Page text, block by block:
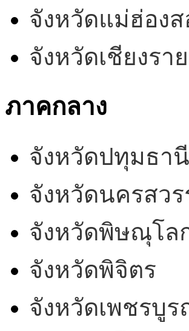
จังหวัดแม่ฮ่อง
จังหวัดเชียงราย
ภาคกลาง
จังหวัดปทุมธานี
จังหวัดนครสวร
จังหวัดพิษณุโล
จังหวัดพิจิตร
จังหวัดเพชรบู